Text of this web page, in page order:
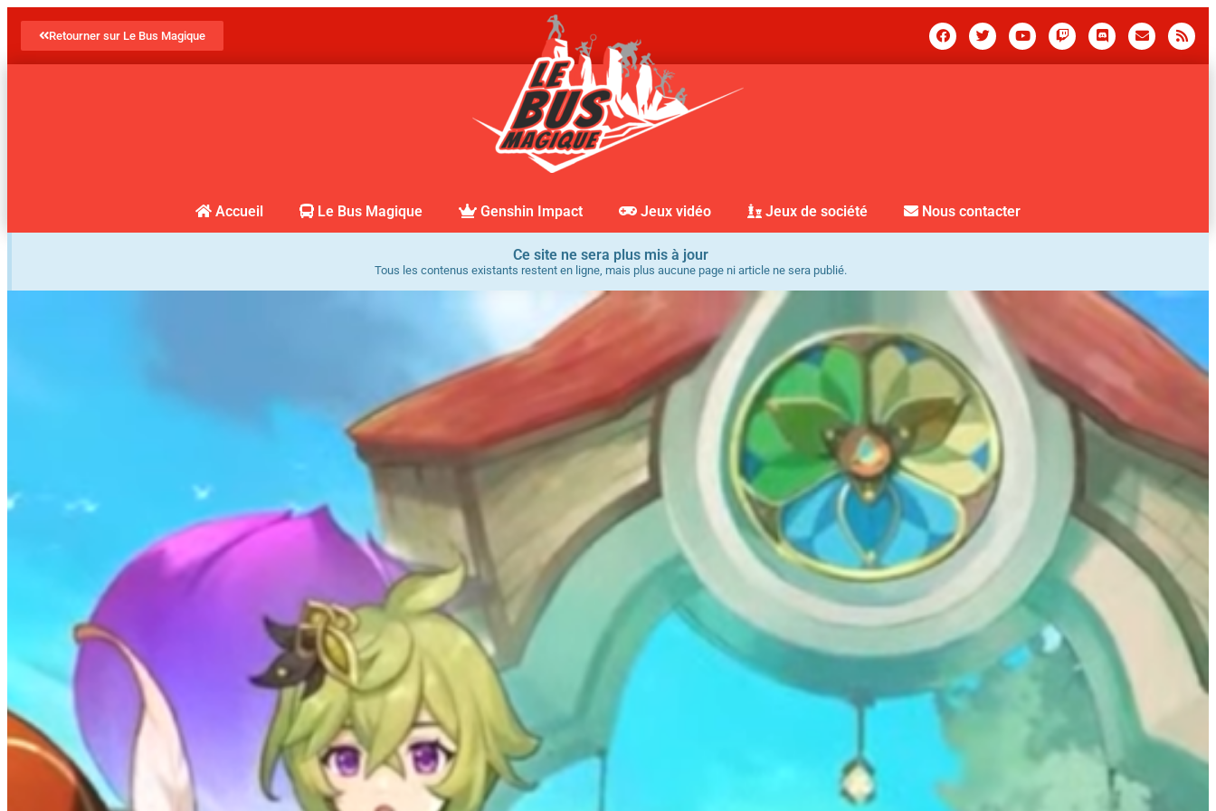
Retourner sur Le Bus Magique
Accueil Le Bus Magique Genshin Impact Jeux vidéo Jeux de société Nous contacter
Ce site ne sera plus mis à jour
Tous les contenus existants restent en ligne, mais plus aucune page ni article ne sera publié.